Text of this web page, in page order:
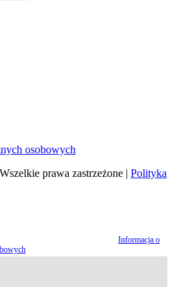
osobowych
prawa zastrzeżone | Polityka
Informacja o